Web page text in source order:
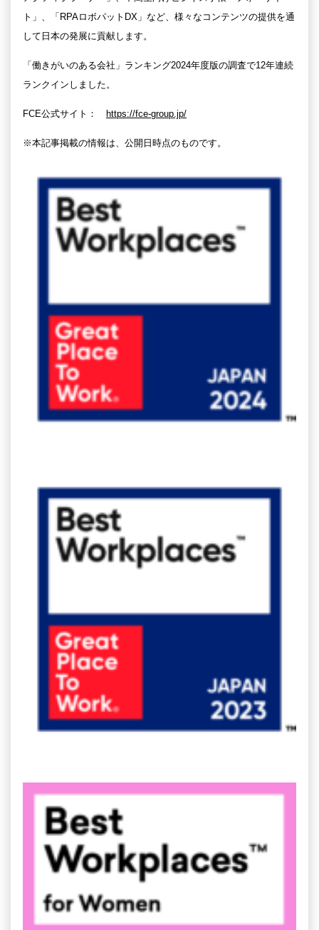
ト」、「RPAロボパットDX」など、様々なコンテンツの提供を通
して日本の発展に貢献します。
「働きがいのある会社」ランキング2024年度版の調査で12年連続
ランクインしました。
FCE公式サイト： https://fce-group.jp/
※本記事掲載の情報は、公開日時点のものです。